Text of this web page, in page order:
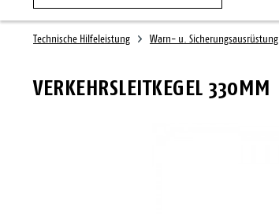
Technische Hilfeleistung Warn- u. Sicherungsausrüstung
VERKEHRSLEITKEGEL 330MM